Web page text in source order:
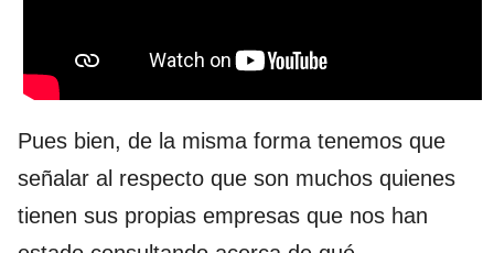
Pues bien, de la misma forma tenemos que
señalar al respecto que son muchos quienes
tienen sus propias empresas que nos han